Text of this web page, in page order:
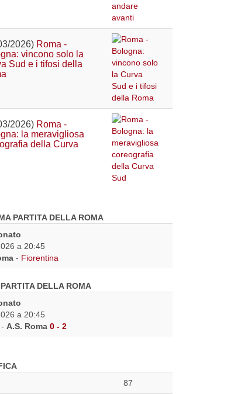
2026) Roma -
vincono solo la
Sud e i tifosi della
2026) Roma -
la meravigliosa
della Curva
PARTITA DELLA ROMA
a 20:45
- Fiorentina
DELLA ROMA
a 20:45
- A.S. Roma 0 - 2
87